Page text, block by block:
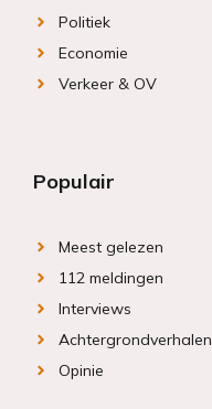
Politiek
Economie
Verkeer & OV
Populair
Meest gelezen
112 meldingen
Interviews
Achtergrondverhalen
Opinie